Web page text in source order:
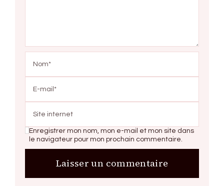
Enregistrer mon nom, mon e-mail et mon site dans
le navigateur pour mon prochain commentaire.